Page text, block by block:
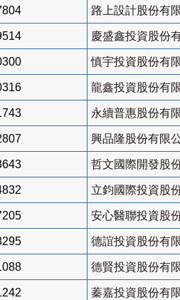
路上設計股份有
慶盛鑫投資股份
慎宇投資股份有
龍鑫投資股份有
永續普惠股份有
興品隆股份有限
哲文國際開發股
立鈞國際投資股
安心醫聯投資股
德誼投資股份有
德賢投資股份有
蓁嘉投資股份有